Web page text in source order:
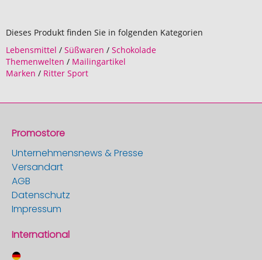
Dieses Produkt finden Sie in folgenden Kategorien
Lebensmittel / Süßwaren / Schokolade
Themenwelten / Mailingartikel
Marken / Ritter Sport
Promostore
Unternehmensnews & Presse
Versandart
AGB
Datenschutz
Impressum
International